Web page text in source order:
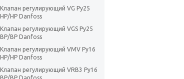
Клапан регулирующий VG Ру25
НР/НР Danfoss
Клапан регулирующий VGS Ру25
ВР/ВР Danfoss
Клапан регулирующий VMV Ру16
НР/НР Danfoss
Клапан регулирующий VRB3 Ру16